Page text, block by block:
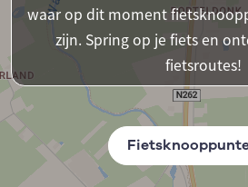
waar op dit moment
zijn. Spring op je fiets en
fietsroutes!